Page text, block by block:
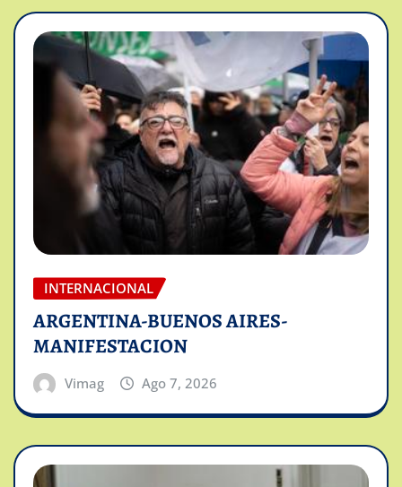
INTERNACIONAL
ARGENTINA-BUENOS AIRES-
MANIFESTACION
Vimag Ago 7, 2026